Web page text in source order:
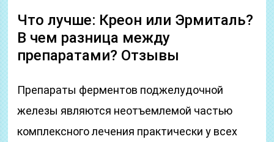
Что лучше: Креон или Эрмиталь?
В чем разница между
препаратами? Отзывы
Препараты ферментов поджелудочной
железы являются неотъемлемой частью
комплексного лечения практически у всех